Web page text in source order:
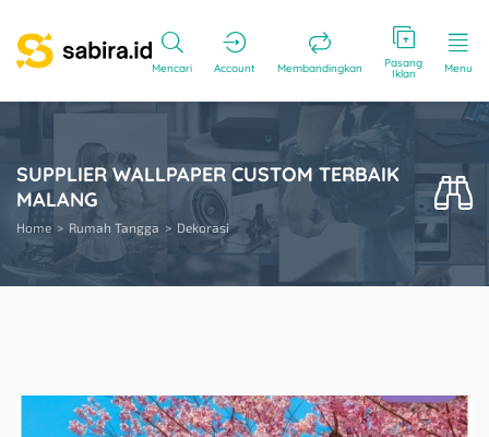
Mencari Account Membandingkan Pasang
Iklan Menu
SUPPLIER WALLPAPER CUSTOM TERBAIK
MALANG
Home Rumah Tangga Dekorasi